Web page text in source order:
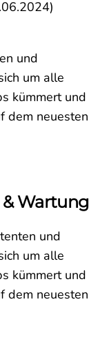
)
und
um alle
kümmert und
dem neuesten
& Wartung
und
um alle
kümmert und
dem neuesten